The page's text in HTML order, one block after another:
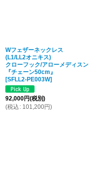
Wフェザーネックレス
(L1/LL2オニキス)
クローフック/アローメディスン
『チェーン50cm』
[SFLL2-PE003W]
92,000円(税別)
(税込 : 101,200円)